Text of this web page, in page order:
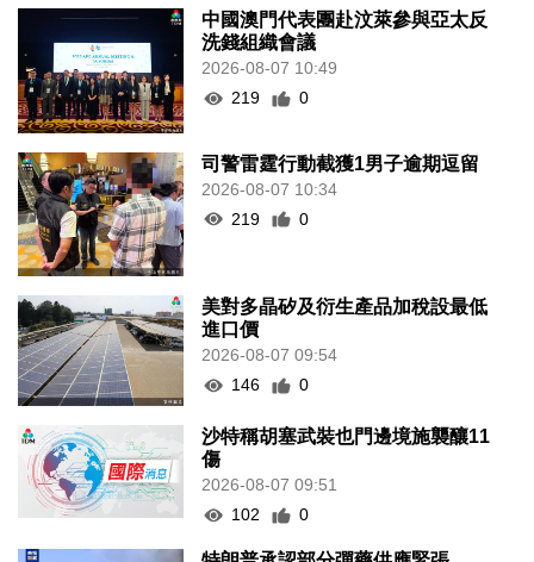
中國澳門代表團赴汶萊參與亞太反
洗錢組織會議
2026-08-07 10:49
219
0
司警雷霆行動截獲1男子逾期逗留
2026-08-07 10:34
219
0
美對多晶矽及衍生產品加稅設最低
進口價
2026-08-07 09:54
146
0
沙特稱胡塞武裝也門邊境施襲釀11
傷
2026-08-07 09:51
102
0